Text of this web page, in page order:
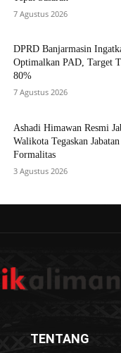
7 Agustus 2026
DPRD Banjarmasin
Optimalkan PAD, Target
80%
7 Agustus 2026
Ashadi Himawan Resmi
Walikota Tegaskan
Formalitas
3 Agustus 2026
TENTANG